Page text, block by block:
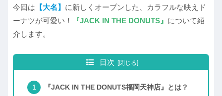
今回は 【大名】 に新しくオープンした、カラフルな映えド
ーナツが可愛い！
『JACK IN THE DONUTS』 について紹
介します。
目次
『JACK IN THE DONUTS福岡天神店』とは？